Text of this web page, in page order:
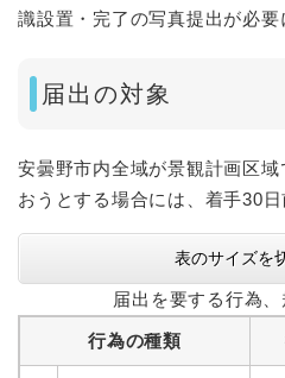
識設置・完了の写真提出が必要
届出の対象
安曇野市内全域が景観計画区
おうとする場合には、着手30
表のサイズを
行為の種類
届出を要する行為、